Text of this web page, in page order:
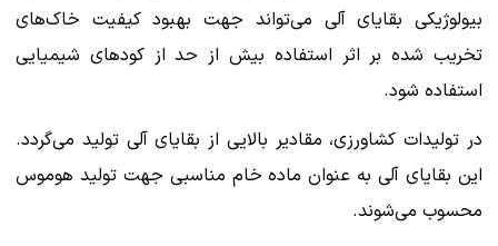
بیولوژیکی بقایای آلی می‌تواند جهت بهبود کیفیت خاک‌های
تخریب شده بر اثر استفاده بیش از حد از کودهای شیمیایی
استفاده شود.
در تولیدات کشاورزی، مقادیر بالایی از بقایای آلی تولید می‌گردد.
این بقایای آلی به عنوان ماده خام مناسبی جهت تولید هوموس
محسوب می‌شوند.